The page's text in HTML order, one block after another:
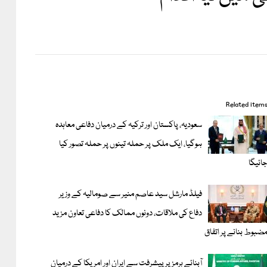
Related items
سعودیہ، پاکستان اور ترکیہ کے درمیان دفاعی معاہدہ
ہوگیا، ایک ملک پر حملہ تینوں پر حملہ تصور کیا
جائیگا
فیلڈ مارشل سید عاصم منیر سے صومالیہ کے وزیر
دفاع کی ملاقات، دونوں ممالک کا دفاعی تعاون مزید
مضبوط بنانے پر اتفاق
آبنائے ہرمز پر پیشرفت سے ایران اور امریکا کے درمیان